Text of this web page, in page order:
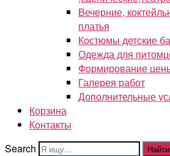
Вечерние,
платья
Костюмы детские
Одежда для
Формирование
Галерея работ
Дополнительные
Корзина
Контакты
Search
Найти